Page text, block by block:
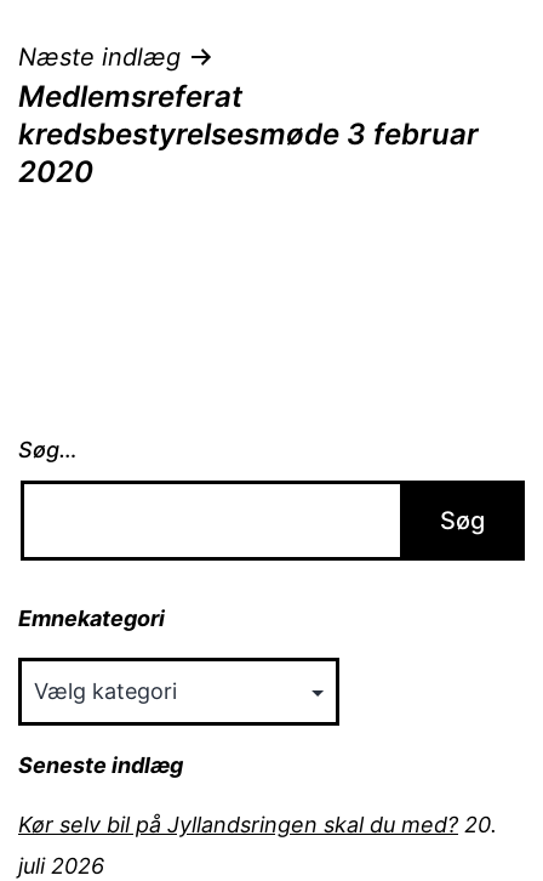
Næste indlæg
Medlemsreferat
kredsbestyrelsesmøde 3 februar
2020
Søg…
Emnekategori
Seneste indlæg
Kør selv bil på Jyllandsringen skal du med? 20.
juli 2026